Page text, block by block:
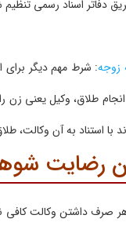
دفاتر اسناد رسمی
زوجه: شرط مهم دیگر برای
طلاق، وکیل یعنی زن
با استناد به آن وکالت،
رضایت
داشتن وکالت کافی